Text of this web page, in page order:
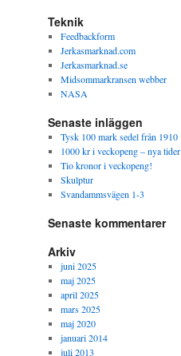
Teknik
Feedbackform
Jerkasmarknad.com
Jerkasmarknad.se
Midsommarkransen webber
NASA
Senaste inläggen
Tysk 100 mark sedel från 1910
1000 kr i veckopeng – nya tider
Tio kronor i veckopeng!
Skulptur
Svandammsvägen 1-3
Senaste kommentarer
Arkiv
juni 2025
maj 2025
april 2025
mars 2025
maj 2020
januari 2014
juli 2013